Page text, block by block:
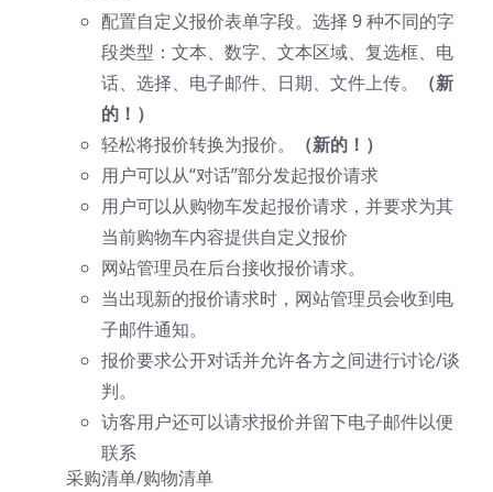
配置自定义报价表单字段。选择 9 种不同的字
段类型：文本、数字、文本区域、复选框、电
话、选择、电子邮件、日期、文件上传。
（新
的！）
轻松将报价转换为报价。
（新的！）
用户可以从“对话”部分发起报价请求
用户可以从购物车发起报价请求，并要求为其
当前购物车内容提供自定义报价
网站管理员在后台接收报价请求。
当出现新的报价请求时，网站管理员会收到电
子邮件通知。
报价要求公开对话并允许各方之间进行讨论/谈
判。
访客用户还可以请求报价并留下电子邮件以便
联系
采购清单/购物清单